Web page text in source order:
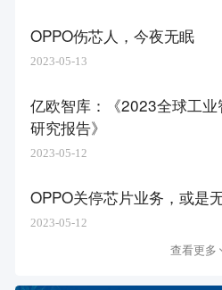
OPPO伤芯人，今夜无眠
2023-05-13
亿欧智库：《2023全球工
研究报告》
2023-05-12
OPPO关停芯片业务，或是
2023-05-12
查看更多